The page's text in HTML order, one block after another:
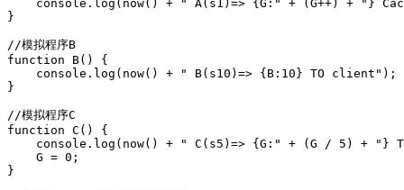
console.log(now() + " A(s1)=> {G:" + (G++) + "}
}
//模拟程序B
function B() {
    console.log(now() + " B(s10)=> {B:10} TO client");
}
//模拟程序C
function C() {
console.log(now() + " C(s5)=> {G:" + (G / 5) + "}
    G = 0;
}